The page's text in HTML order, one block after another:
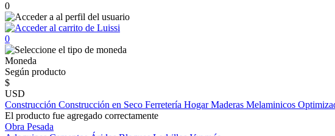
0
0
Moneda
Según producto
$
USD
Construcción Construcción en Seco Ferretería HogarMaderas Melaminicos
El producto fue agregado correctamente
Obra Pesada